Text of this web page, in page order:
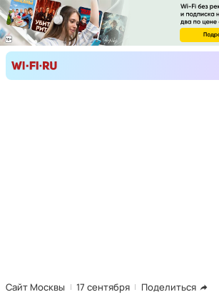
Сайт Москвы 17 сентября Поделиться